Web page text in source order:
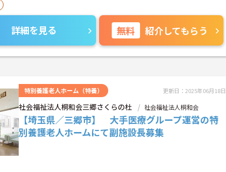
詳細を見る 無料 紹介してもらう
特別養護老人ホーム（特養） 更新日：2025年06月18日
社会福祉法人桐和会三郷さくらの杜 社会福祉法人桐和会
【埼玉県／三郷市】 大手医療グループ運営の特
別養護老人ホームにて副施設長募集